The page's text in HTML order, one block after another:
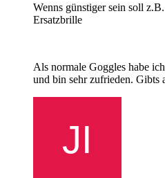
Wenns günstiger sein soll
Ersatzbrille
Als normale Goggles habe
und bin sehr zufrieden. Gibts